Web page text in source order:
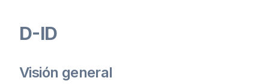
D-ID
Visión general